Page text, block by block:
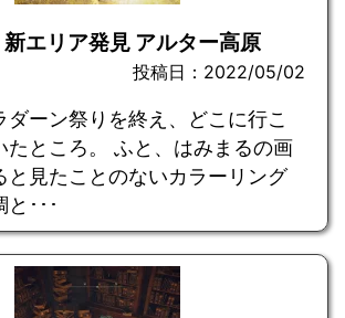
エリア発見 アルター高原
投稿日：2022/05/02
ダーン祭りを終え、どこに行こ
たところ。 ふと、はみまるの画
と見たことのないカラーリング
･･･